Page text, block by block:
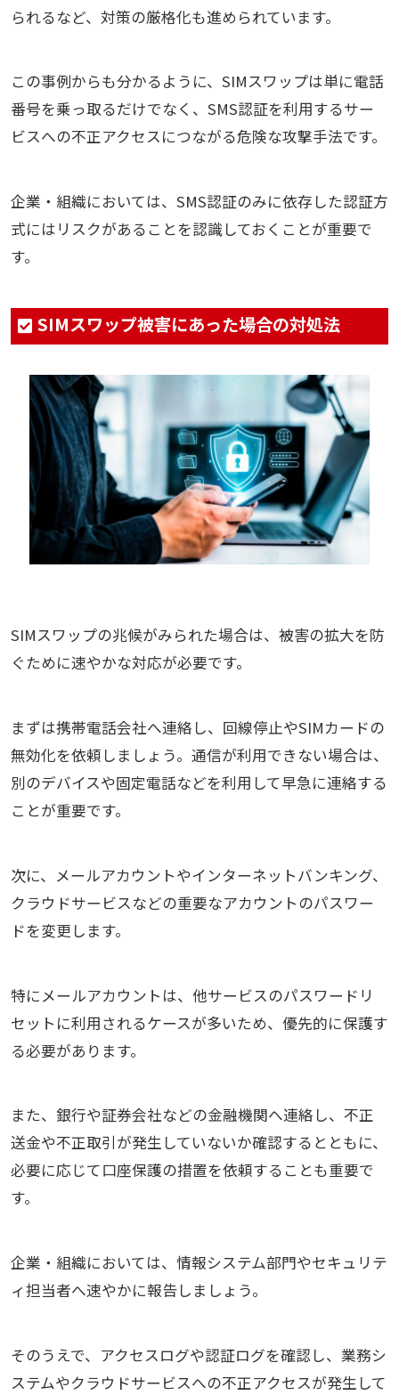
られるなど、対策の厳格化も進められています。
この事例からも分かるように、SIMスワップは単に電話
番号を乗っ取るだけでなく、SMS認証を利用するサー
ビスへの不正アクセスにつながる危険な攻撃手法です。
企業・組織においては、SMS認証のみに依存した認証方
式にはリスクがあることを認識しておくことが重要で
す。
SIMスワップ被害にあった場合の対処法
SIMスワップの兆候がみられた場合は、被害の拡大を防
ぐために速やかな対応が必要です。
まずは携帯電話会社へ連絡し、回線停止やSIMカードの
無効化を依頼しましょう。通信が利用できない場合は、
別のデバイスや固定電話などを利用して早急に連絡する
ことが重要です。
次に、メールアカウントやインターネットバンキング、
クラウドサービスなどの重要なアカウントのパスワー
ドを変更します。
特にメールアカウントは、他サービスのパスワードリ
セットに利用されるケースが多いため、優先的に保護す
る必要があります。
また、銀行や証券会社などの金融機関へ連絡し、不正
送金や不正取引が発生していないか確認するとともに、
必要に応じて口座保護の措置を依頼することも重要で
す。
企業・組織においては、情報システム部門やセキュリテ
ィ担当者へ速やかに報告しましょう。
そのうえで、アクセスログや認証ログを確認し、業務シ
ステムやクラウドサービスへの不正アクセスが発生して